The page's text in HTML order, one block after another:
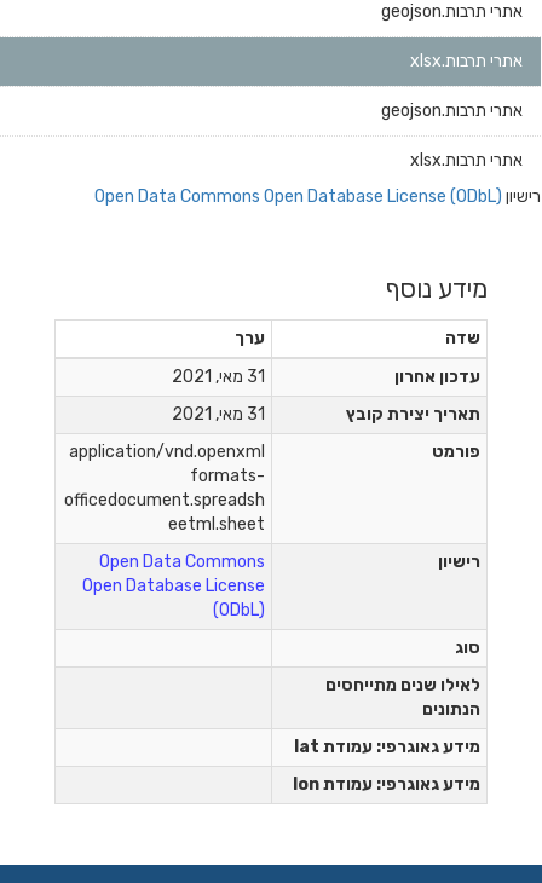
אתרי תרבות.geojson
אתרי תרבות.xlsx
אתרי תרבות.geojson
אתרי תרבות.xlsx
רישיון Open Data Commons Open Database License (ODbL)
מידע נוסף
שדה
ערך
עדכון אחרון
31 מאי, 2021
תאריך יצירת קובץ
31 מאי, 2021
פורמט
application/vnd.openxml
formats-
officedocument.spreadsh
eetml.sheet
רישיון
Open Data Commons
Open Database License
(ODbL)
סוג
לאילו שנים מתייחסים
הנתונים
מידע גאוגרפי: עמודת lat
מידע גאוגרפי: עמודת lon